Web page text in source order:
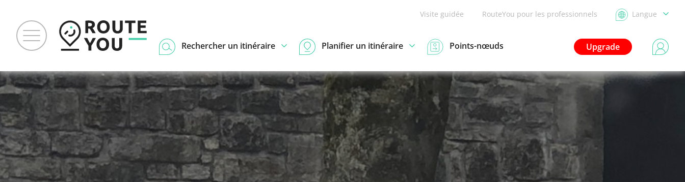
Visite guidée RouteYou pour les professionnels Langue
Upgrade
Rechercher un itinéraire Planifier un itinéraire Points-nœuds